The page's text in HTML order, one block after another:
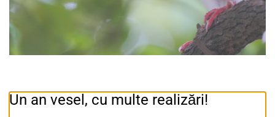
Un an vesel, cu multe realizări!